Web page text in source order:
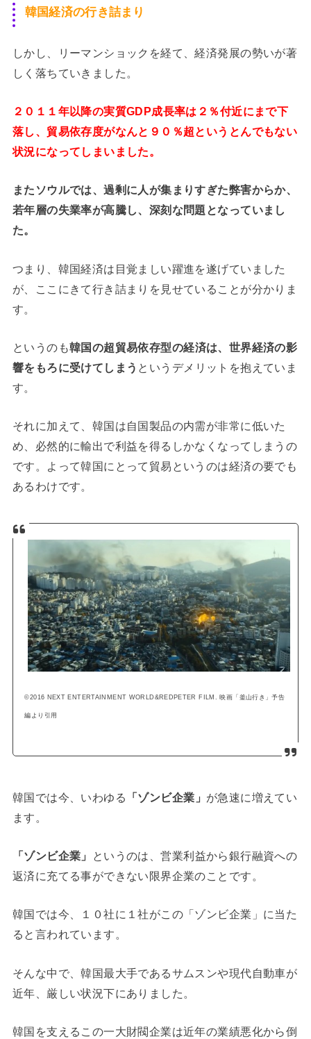
韓国経済の行き詰まり
しかし、リーマンショックを経て、経済発展の勢いが著
しく落ちていきました。
２０１１年以降の実質GDP成長率は２％付近にまで下
落し、貿易依存度がなんと９０％超というとんでもない
状況になってしまいました。
またソウルでは、過剰に人が集まりすぎた弊害からか、
若年層の失業率が高騰し、深刻な問題となっていまし
た。
つまり、韓国経済は目覚ましい躍進を遂げていました
が、ここにきて行き詰まりを見せていることが分かりま
す。
というのも韓国の超貿易依存型の経済は、世界経済の影
響をもろに受けてしまう というデメリットを抱えていま
す。
それに加えて、韓国は自国製品の内需が非常に低いた
め、必然的に輸出で利益を得るしかなくなってしまうの
です。よって韓国にとって貿易というのは経済の要でも
あるわけです。
©2016 NEXT ENTERTAINMENT WORLD&REDPETER FILM. 映画「釜山行き」予告
編より引用
韓国では今、いわゆる 「ゾンビ企業」 が急速に増えてい
ます。
「ゾンビ企業」
というのは、営業利益から銀行融資への
返済に充てる事ができない限界企業のことです。
韓国では今、１０社に１社がこの「ゾンビ企業」に当た
ると言われています。
そんな中で、韓国最大手であるサムスンや現代自動車が
近年、厳しい状況下にありました。
韓国を支えるこの一大財閥企業は近年の業績悪化から倒